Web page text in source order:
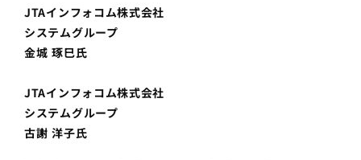
JTAインフォコム株式会社
システムグループ
金城 琢巳氏
JTAインフォコム株式会社
システムグループ
古謝 洋子氏